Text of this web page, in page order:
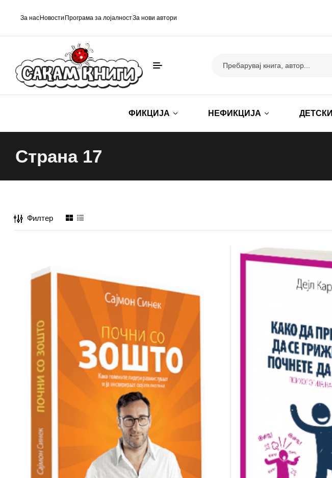
За нас Новости Програма за лојалностЗа нови автори
ФИКЦИЈА НЕФИКЦИЈА ДЕТСКИ
Страна 17
Филтер